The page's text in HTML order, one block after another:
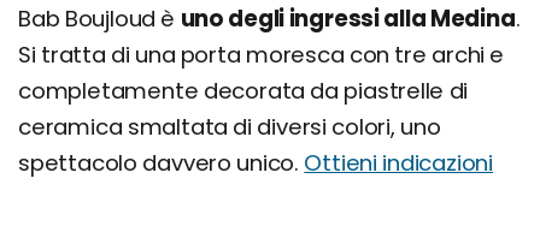
Bab Boujloud è uno degli ingressi alla Medina.
Si tratta di una porta moresca con tre archi e
completamente decorata da piastrelle di
ceramica smaltata di diversi colori, uno
spettacolo davvero unico. Ottieni indicazioni